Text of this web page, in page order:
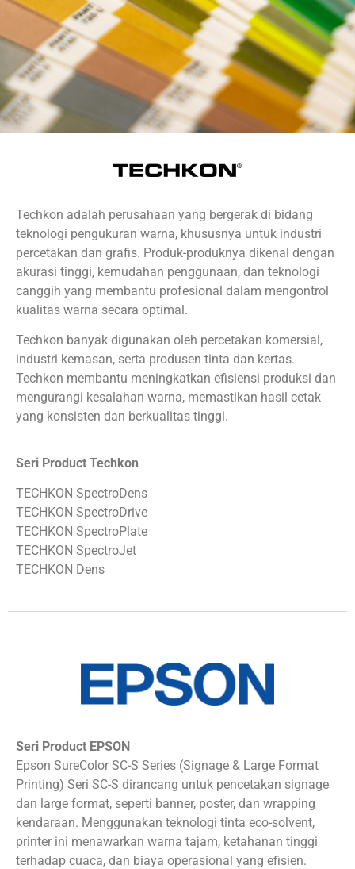
Techkon adalah perusahaan yang bergerak di bidang
teknologi pengukuran warna, khususnya untuk industri
percetakan dan grafis. Produk-produknya dikenal dengan
akurasi tinggi, kemudahan penggunaan, dan teknologi
canggih yang membantu profesional dalam mengontrol
kualitas warna secara optimal.
Techkon banyak digunakan oleh percetakan komersial,
industri kemasan, serta produsen tinta dan kertas.
Techkon membantu meningkatkan efisiensi produksi dan
mengurangi kesalahan warna, memastikan hasil cetak
yang konsisten dan berkualitas tinggi.
Seri Product Techkon
TECHKON SpectroDens
TECHKON SpectroDrive
TECHKON SpectroPlate
TECHKON SpectroJet
TECHKON Dens
Seri Product EPSON
Epson SureColor SC-S Series (Signage & Large Format
Printing) Seri SC-S dirancang untuk pencetakan signage
dan large format, seperti banner, poster, dan wrapping
kendaraan. Menggunakan teknologi tinta eco-solvent,
printer ini menawarkan warna tajam, ketahanan tinggi
terhadap cuaca, dan biaya operasional yang efisien.